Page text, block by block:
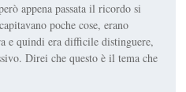
appena passata il ricordo si
poche cose, erano
e quindi era difficile distinguere,
Direi che questo è il tema che